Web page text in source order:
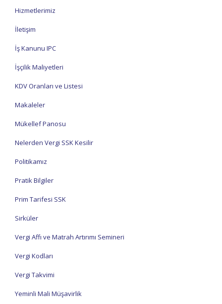
Hizmetlerimiz
İletişim
İş Kanunu IPC
İşçilik Maliyetleri
KDV Oranları ve Listesi
Makaleler
Mükellef Panosu
Nelerden Vergi SSK Kesilir
Politikamız
Pratik Bilgiler
Prim Tarifesi SSK
Sirküler
Vergi Affı ve Matrah Artırımı Semineri
Vergi Kodları
Vergi Takvimi
Yeminli Mali Müşavirlik